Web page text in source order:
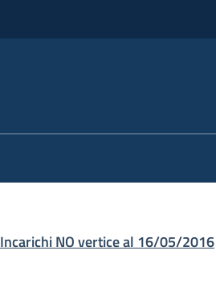
Incarichi NO vertice al 16/05/2016